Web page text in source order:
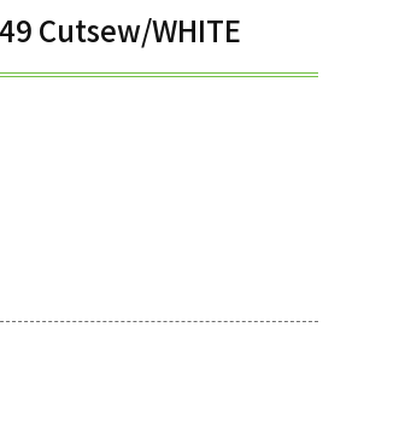
Cutsew/WHITE